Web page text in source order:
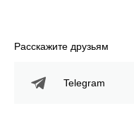
Расскажите друзьям
Telegram